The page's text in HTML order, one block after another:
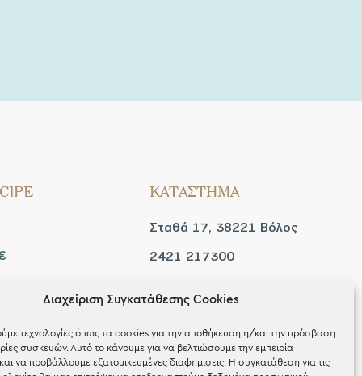
Διαχείριση Συγκατάθεσης Cookies
τεχνολογίες όπως τα cookies για την αποθήκευση ή/και την πρόσβαση
συσκευών. Αυτό το κάνουμε για να βελτιώσουμε την εμπειρία
να προβάλλουμε εξατομικευμένες διαφημίσεις. Η συγκατάθεση για τις
ΚΑΤΑΣΤΗΜΑ
Σταθά 17, 38221 Βόλος
2421 217300
Τριτ / Πεμ / Παρ: 09:00 -